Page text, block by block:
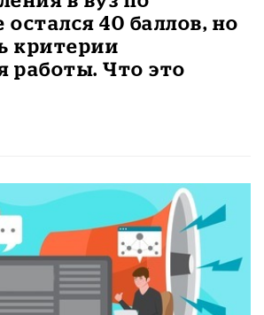
остался 40 баллов, но
критерии
работы. Что это